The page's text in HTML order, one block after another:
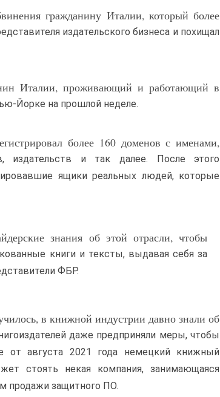
гражданину Италии, который более
издательского бизнеса и похищал
Италии, проживающий и работающий в
Йорке на прошлой неделе.
более 160 доменов с именами,
издательств и так далее. После этого
ящики реальных людей, которые
знания об этой отрасли, чтобы
книги и тексты, выдавая себя за
ФБР.
в книжной индустрии давно знали об
даже предприняли меры, чтобы
от августа 2021 года немецкий книжный
стоять некая компания, занимающаяся
продажи защитного ПО.